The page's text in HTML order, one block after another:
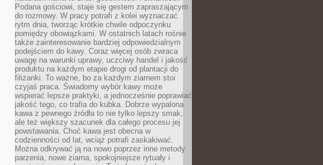
Podana gościowi, staje się gestem zapraszającym
do rozmowy. W pracy potrafi z kolei wyznaczać
rytm dnia, tworząc krótkie chwile odpoczynku
pomiędzy obowiązkami. W ostatnich latach rośnie
także zainteresowanie bardziej odpowiedzialnym
podejściem do kawy. Coraz więcej osób zwraca
uwagę na warunki uprawy, uczciwy handel i jakość
produktu na każdym etapie drogi od plantacji do
filiżanki. To ważne, bo za każdym ziarnem stoi
czyjaś praca. Świadomy wybór kawy może
wspierać lepsze praktyki, a jednocześnie poprawiać
jakość tego, co trafia do kubka. Dobrze wypalona
kawa z pewnego źródła to nie tylko lepszy smak,
ale też większy szacunek dla całego procesu jej
powstawania. Choć kawa jest obecna w
codzienności od lat, wciąż potrafi zaskakiwać.
Można odkrywać ją na nowo poprzez inne metody
parzenia, nowe ziarna, spokojniejsze rytuały i